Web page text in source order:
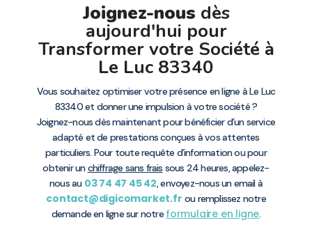
Joignez-nous dès
aujourd'hui pour
Transformer votre Société à
Le Luc 83340
Vous souhaitez optimiser votre présence en ligne à Le Luc
83340 et donner une impulsion à votre société ?
Joignez-nous dès maintenant pour bénéficier d’un service
adapté et de prestations conçues à vos attentes
particuliers. Pour toute requête d’information ou pour
obtenir unchiffrage sans frais sous 24 heures, appelez-
nous au 03 74 47 45 42, envoyez-nous un email à
contact@digicomarket.fr ou remplissez notre
demande en ligne sur notre formulaire en ligne.